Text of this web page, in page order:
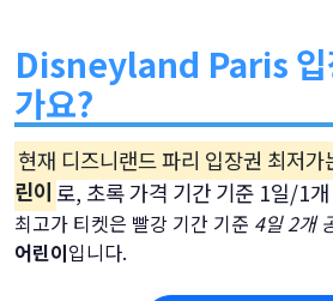
Disneyland Paris 입
가요?
현재 디즈니랜드 파리 입장권 최저가
린이 로, 초록 가격 기간 기준 1일/1
최고가 티켓은 빨강 기간 기준 4일 2개
어린이입니다.